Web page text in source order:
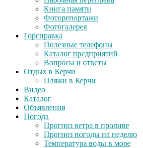
Книга памяти
Фоторепортажи
Фотогалерея
Горсправка
Полезные телефоны
Каталог предприятий
Вопросы и ответы
Отдых в Керчи
Пляжи в Керчи
Видео
Каталог
Объявления
Погода
Прогноз ветра в проливе
Прогноз погоды на неделю
Температура воды в море